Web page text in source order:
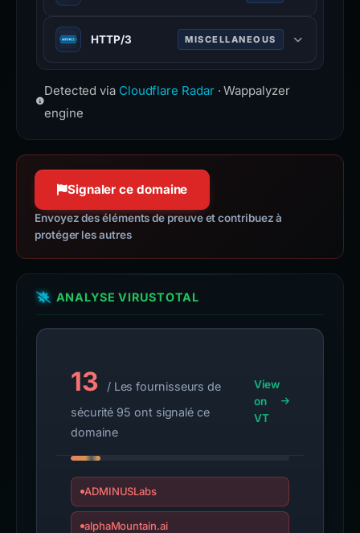
Web infrastructure and security
company providing CDN, DDoS
www.cloudflare.com
HTTP/3 MISCELLANEOUS
Third major version of HTTP
protocol, built on QUIC for faster,
Detected via Cloudflare Radar· Wappalyzer
engine
Signaler ce domaine
Envoyez des éléments de preuve et contribuez à
protéger les autres
ANALYSE VIRUSTOTAL
13
/ Les fournisseurs de
sécurité 95 ont signalé ce
domaine
View
on
VT
ADMINUSLabs
alphaMountain.ai